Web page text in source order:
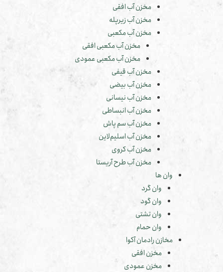
مخزن آب افقی
مخزن آب زیرپله
مخزن آب مکعبی
مخزن آب مکعبی افقی
مخزن آب مکعبی عمودی
مخزن آب قیفی
مخزن آب بیضی
مخزن آب نیسانی
مخزن آب انبساطی
مخزن آب سم پاش
مخزن آب اسلیم‌لاین
مخزن آب کروی
مخزن آب طرح آریستا
وان ها
وان گرد
وان گود
وان تشتی
وان حمام
مخازن رادمان آکوا
مخزن افقی
مخزن عمودی